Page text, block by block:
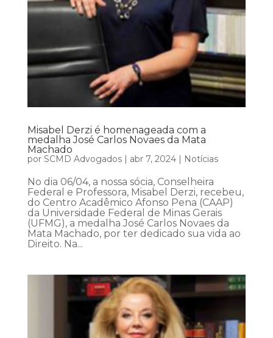
Misabel Derzi é homenageada com a
medalha José Carlos Novaes da Mata
Machado
por SCMD Advogados| abr 7, 2024| Notícias
No dia 06/04, a nossa sócia, Conselheira
Federal e Professora, Misabel Derzi, recebeu,
do Centro Acadêmico Afonso Pena (CAAP)
da Universidade Federal de Minas Gerais
(UFMG), a medalha José Carlos Novaes da
Mata Machado, por ter dedicado sua vida ao
Direito. Na...